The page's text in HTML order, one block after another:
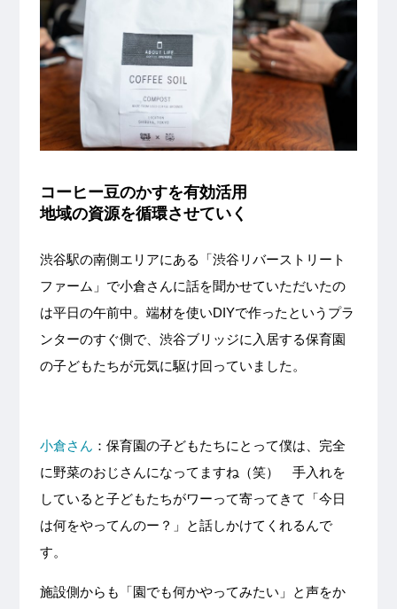
コーヒー豆のかすを有効活用
地域の資源を循環させていく
渋谷駅の南側エリアにある「渋谷リバーストリート
ファーム」で小倉さんに話を聞かせていただいたの
は平日の午前中。端材を使いDIYで作ったというプラ
ンターのすぐ側で、渋谷ブリッジに入居する保育園
の子どもたちが元気に駆け回っていました。
小倉さん ：保育園の子どもたちにとって僕は、完全
に野菜のおじさんになってますね（笑） 手入れを
していると子どもたちがワーって寄ってきて「今日
は何をやってんのー？」と話しかけてくれるんで
す。
施設側からも「園でも何かやってみたい」と声をか